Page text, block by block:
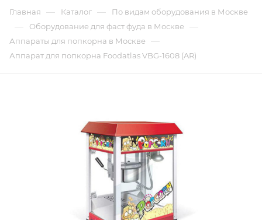
Главная — Каталог — По видам оборудования в Москве
— Оборудование для фаст фуда в Москве —
Аппараты для попкорна в Москве —
Аппарат для попкорна Foodatlas VBG-1608 (AR)